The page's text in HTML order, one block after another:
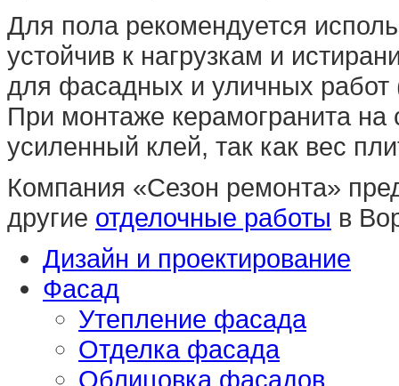
Для пола рекомендуется
устойчив к нагрузкам и
для фасадных и уличных работ
При монтаже керамогранита на
усиленный клей, так как вес
Компания «Сезон ремонта»
другие отделочные работы в
Дизайн и проектирование
Фасад
Утепление фасада
Отделка фасада
Облицовка фасадов